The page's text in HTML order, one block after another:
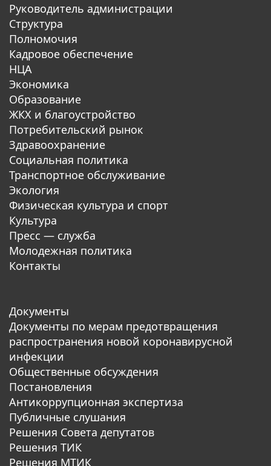
Руководитель администрации
Структура
Полномочия
Кадровое обеспечение
НЦА
Экономика
Образование
ЖКХ и благоустройство
Потребительский рынок
Здравоохранение
Социальная политика
Транспортное обслуживание
Экология
Физическая культура и спорт
Культура
Пресс — служба
Молодежная политика
Контакты
Документы
Документы по мерам предотвращения
распространения новой коронавирусной
инфекции
Общественные обсуждения
Постановления
Антикоррупционная экспертиза
Публичные слушания
Решения Совета депутатов
Решения ТИК
Решения МТИК